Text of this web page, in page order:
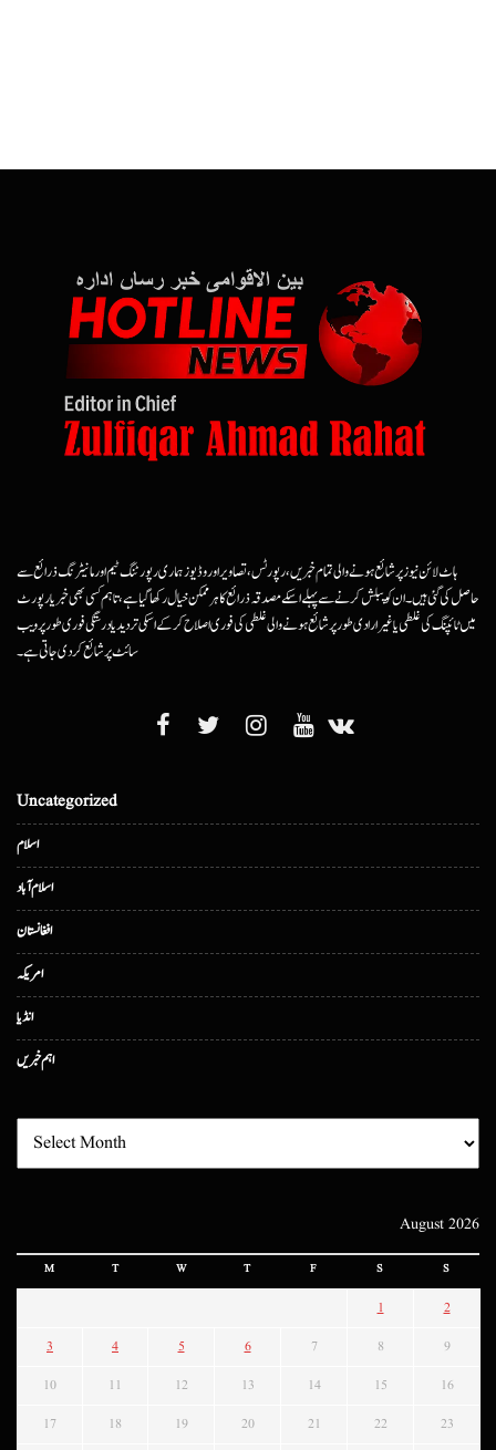
ہاٹ لائن نیوز پر شائع ہونے والی تمام خبریں، رپورٹس، تصاویر اور وڈیوز ہماری رپورٹنگ ٹیم اور مانیٹرنگ ذرائع سے
حاصل کی گئی ہیں۔ ان کو پبلش کرنے سے پہلے اسکے مصدقہ ذرائع کا ہرممکن خیال رکھا گیا ہے، تاہم کسی بھی خبر یا رپورٹ
میں ٹائپنگ کی غلطی یا غیرارادی طور پر شائع ہونے والی غلطی کی فوری اصلاح کرکے اسکی تردید یا درستگی فوری طور پر ویب
سائٹ پر شائع کردی جاتی ہے۔
Uncategorized
اسلام
اسلام آباد
افغانستان
امریکہ
انڈیا
اہم خبریں
August 2026
M T W T F S S
1 2
3 4 5 6 7 8 9
10 11 12 13 14 15 16
17 18 19 20 21 22 23